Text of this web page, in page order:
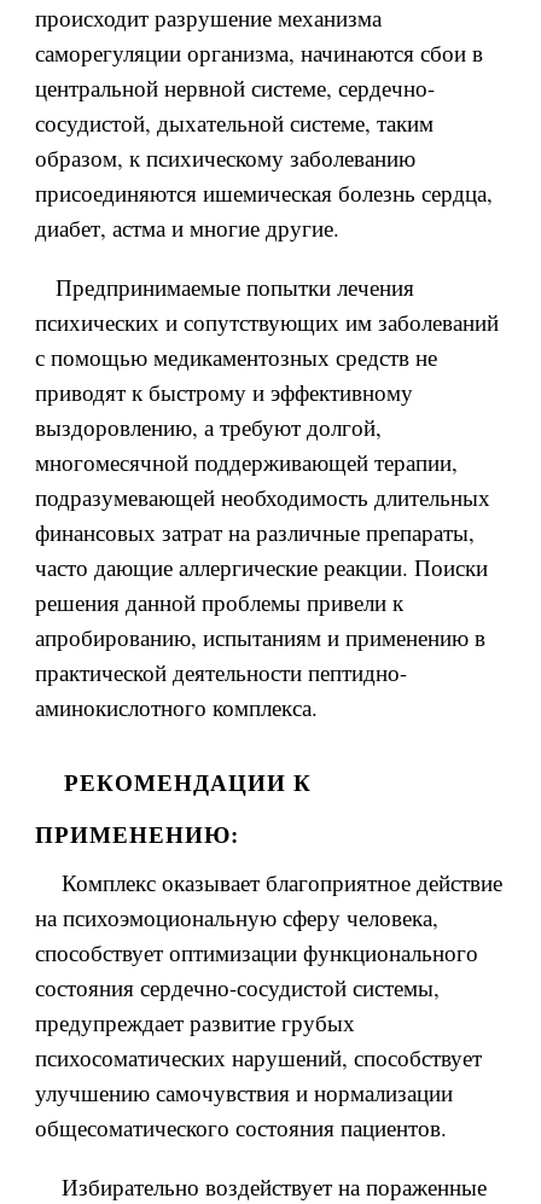
происходит разрушение механизма
саморегуляции организма, начинаются сбои в
центральной нервной системе, сердечно-
сосудистой, дыхательной системе, таким
образом, к психическому заболеванию
присоединяются ишемическая болезнь сердца,
диабет, астма и многие другие.
Предпринимаемые попытки лечения
психических и сопутствующих им заболеваний
с помощью медикаментозных средств не
приводят к быстрому и эффективному
выздоровлению, а требуют долгой,
многомесячной поддерживающей терапии,
подразумевающей необходимость длительных
финансовых затрат на различные препараты,
часто дающие аллергические реакции. Поиски
решения данной проблемы привели к
апробированию, испытаниям и применению в
практической деятельности пептидно-
аминокислотного комплекса.
РЕКОМЕНДАЦИИ К
ПРИМЕНЕНИЮ:
Комплекс оказывает благоприятное действие
на психоэмоциональную сферу человека,
способствует оптимизации функционального
состояния сердечно-сосудистой системы,
предупреждает развитие грубых
психосоматических нарушений, способствует
улучшению самочувствия и нормализации
общесоматического состояния пациентов.
Избирательно воздействует на пораженные